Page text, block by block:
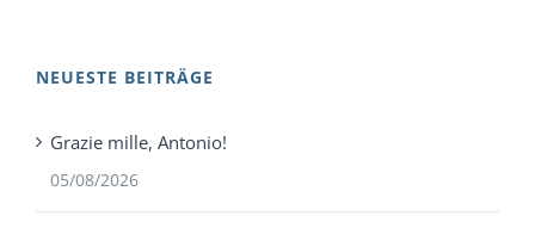
NEUESTE BEITRÄGE
Grazie mille, Antonio!
05/08/2026